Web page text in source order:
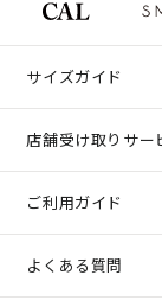
サイズガイド
店舗受け取りサー
ご利用ガイド
よくある質問